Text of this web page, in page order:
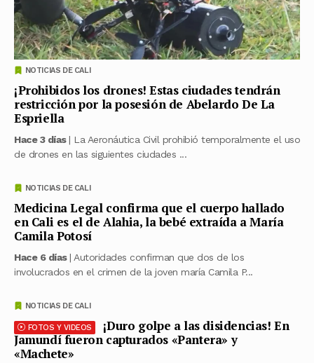
NOTICIAS DE CALI
¡Prohibidos los drones! Estas ciudades tendrán
restricción por la posesión de Abelardo De La
Espriella
Hace 3 días| La Aeronáutica Civil prohibió temporalmente el uso
de drones en las siguientes ciudades ...
NOTICIAS DE CALI
Medicina Legal confirma que el cuerpo hallado
en Cali es el de Alahia, la bebé extraída a María
Camila Potosí
Hace 6 días| Autoridades confirman que dos de los
involucrados en el crimen de la joven maría Camila P...
NOTICIAS DE CALI
FOTOS Y VIDEOS
¡Duro golpe a las disidencias! En
Jamundí fueron capturados «Pantera» y
«Machete»